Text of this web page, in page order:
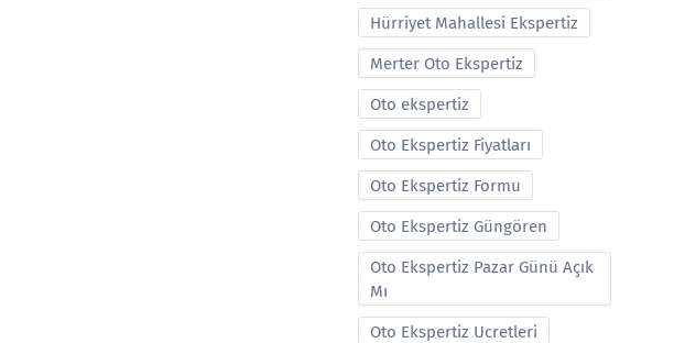
Hürriyet Mahallesi Ekspertiz
Merter Oto Ekspertiz
Oto ekspertiz
Oto Ekspertiz Fiyatları
Oto Ekspertiz Formu
Oto Ekspertiz Güngören
Oto Ekspertiz Pazar Günü Açık
Mı
Oto Ekspertiz Ucretleri